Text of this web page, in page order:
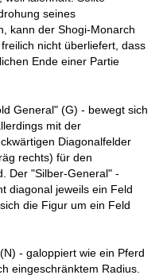
seines
kann der Shogi-Monarch
nicht überliefert, dass
Ende einer Partie
General" (G) - bewegt sich
mit der
Diagonalfelder
rechts) für den
Der "Silber-General" -
diagonal jeweils ein Feld
die Figur um ein Feld
- galoppiert wie ein Pferd
eingeschränktem Radius.